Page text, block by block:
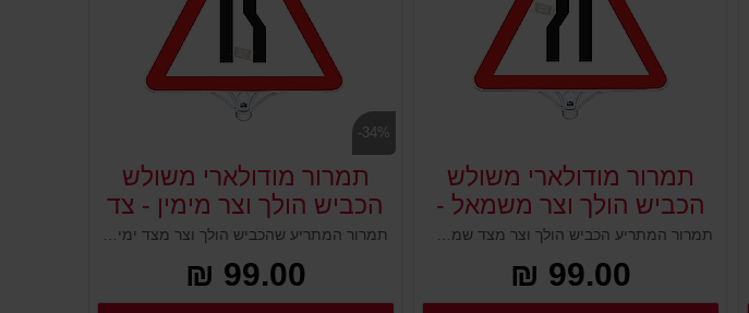
תמרור מודולארי משולש
הכביש הולך וצר משמאל -
צד 1
99.00 ₪
-34%
תמרור מודולארי משולש
הכביש הולך וצר מימין - צד
1
99.00 ₪